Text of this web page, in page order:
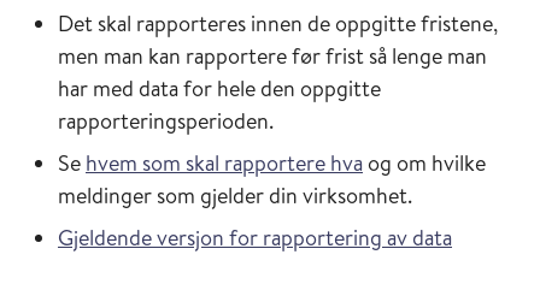
Det skal rapporteres innen de oppgitte fristene,
men man kan rapportere før frist så lenge man
har med data for hele den oppgitte
rapporteringsperioden.
Se hvem som skal rapportere hva og om hvilke
meldinger som gjelder din virksomhet.
Gjeldende versjon for rapportering av data